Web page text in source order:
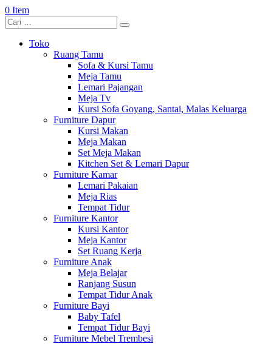
0 Item
Toko
Ruang Tamu
Sofa & Kursi Tamu
Meja Tamu
Lemari Pajangan
Meja Tv
Kursi Sofa Goyang, Santai, Malas Keluarga
Furniture Dapur
Kursi Makan
Meja Makan
Set Meja Makan
Kitchen Set & Lemari Dapur
Furniture Kamar
Lemari Pakaian
Meja Rias
Tempat Tidur
Furniture Kantor
Kursi Kantor
Meja Kantor
Set Ruang Kerja
Furniture Anak
Meja Belajar
Ranjang Susun
Tempat Tidur Anak
Furniture Bayi
Baby Tafel
Tempat Tidur Bayi
Furniture Mebel Trembesi